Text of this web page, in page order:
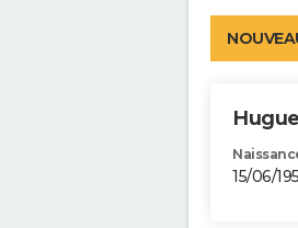
15/06/